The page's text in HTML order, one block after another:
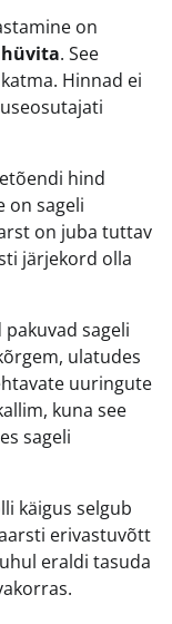
on
hüvita. See
Hinnad ei
hind
on sageli
on juba tuttav
järjekord olla
sageli
ulatudes
uuringute
kuna see
sageli
käigus selgub
erivastuvõtt
eraldi tasuda